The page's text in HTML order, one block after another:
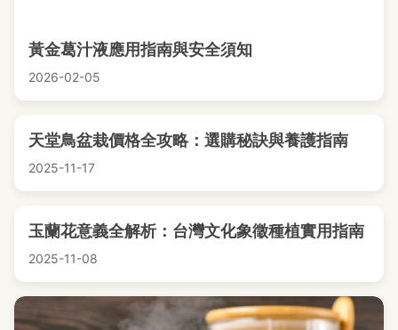
黃金葛汁液應用指南與安全須知
2026-02-05
天堂鳥盆栽價格全攻略：選購秘訣與養護指南
2025-11-17
玉蘭花意義全解析：台灣文化象徵種植實用指南
2025-11-08